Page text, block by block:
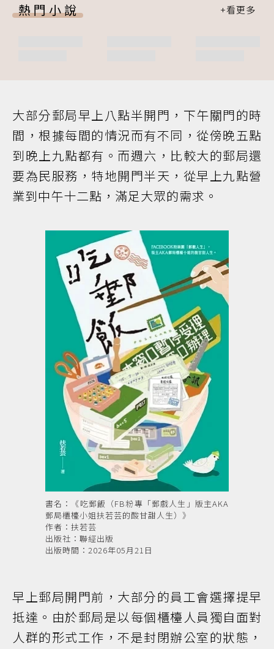
熱門小說
大部分郵局早上八點半開門，下午關門的時
間，根據每間的情況而有不同，從傍晚五點
到晚上九點都有。而週六，比較大的郵局還
要為民服務，特地開門半天，從早上九點營
業到中午十二點，滿足大眾的需求。
書名：《吃郵飯（FB粉專「郵戲人生」版主AKA
郵局櫃檯小姐扶若芸的酸甘甜人生）》
作者：扶若芸
出版社：聯經出版
出版時間：2026年05月21日
早上郵局開門前，大部分的員工會選擇提早
抵達。由於郵局是以每個櫃檯人員獨自面對
人群的形式工作，不是封閉辦公室的狀態，